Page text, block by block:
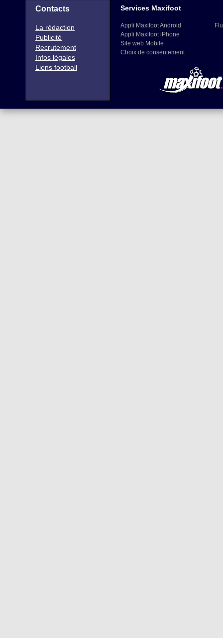
Contacts
La rédaction
Publicité
Recrutement
Infos légales
Liens football
Services Maxifoot
Appli Maxifoot Android
Appli Maxifoot iPhone
Site web Mobile
Choix de consentement